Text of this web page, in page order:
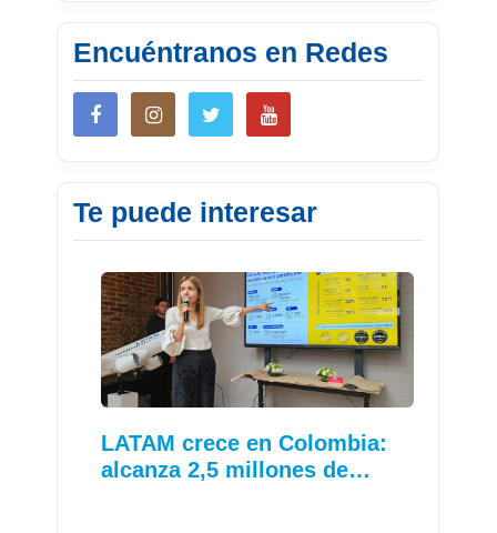
Encuéntranos en Redes
Te puede interesar
LATAM crece en Colombia:
alcanza 2,5 millones de…